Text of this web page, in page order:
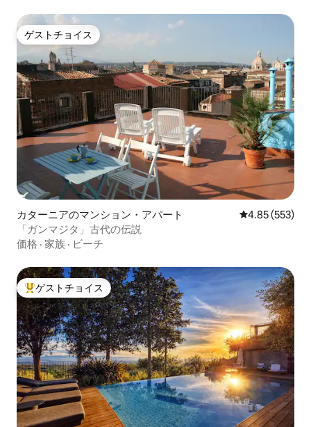
ゲストチョイス
ゲストチョイス
カターニアのマンション・アパート レビュー553
4.85 (553)
「ガンマジタ」古代の伝説
価格 · 家族 · ビーチ
大好評のゲストチョイスです。
ゲストチョイス